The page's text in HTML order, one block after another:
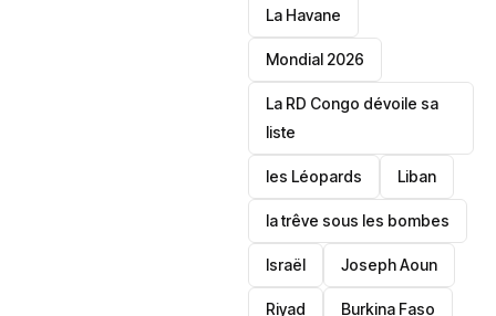
La Havane
Mondial 2026
La RD Congo dévoile sa
liste
les Léopards ‎Liban
la trêve sous les bombes
Israël Joseph Aoun
Riyad Burkina Faso